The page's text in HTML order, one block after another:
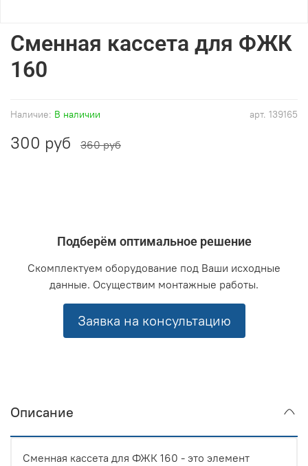
арт. 139165
Наличие: В наличии
Сменная кассета для ФЖК
160
300 руб 360 руб
Подберём оптимальное решение
Скомплектуем оборудование под Ваши исходные
данные. Осуществим монтажные работы.
Заявка на консультацию
Описание
Сменная кассета для ФЖК 160 - это элемент